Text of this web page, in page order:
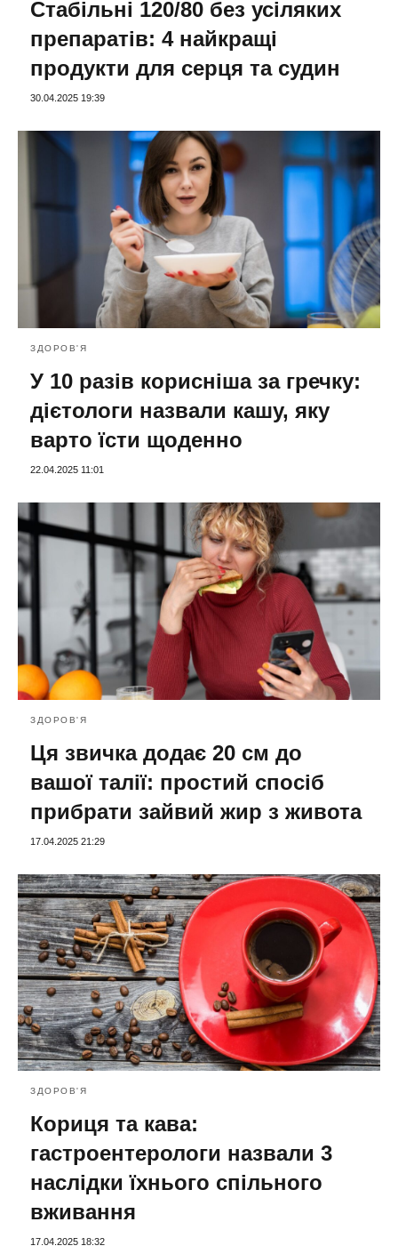
Стабільні 120/80 без усіляких
препаратів: 4 найкращі
продукти для серця та судин
30.04.2025 19:39
ЗДОРОВ'Я
У 10 разів корисніша за гречку:
дієтологи назвали кашу, яку
варто їсти щоденно
22.04.2025 11:01
ЗДОРОВ'Я
Ця звичка додає 20 см до
вашої талії: простий спосіб
прибрати зайвий жир з живота
17.04.2025 21:29
ЗДОРОВ'Я
Кориця та кава:
гастроентерологи назвали 3
наслідки їхнього спільного
вживання
17.04.2025 18:32